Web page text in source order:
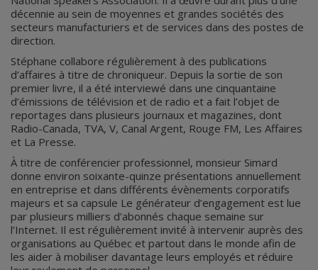
décennie au sein de moyennes et grandes sociétés des
secteurs manufacturiers et de services dans des postes de
direction.
Stéphane collabore régulièrement à des publications
d’affaires à titre de chroniqueur. Depuis la sortie de son
premier livre, il a été interviewé dans une cinquantaine
d’émissions de télévision et de radio et a fait l’objet de
reportages dans plusieurs journaux et magazines, dont
Radio-Canada, TVA, V, Canal Argent, Rouge FM, Les Affaires
et La Presse.
À titre de conférencier professionnel, monsieur Simard
donne environ soixante-quinze présentations annuellement
en entreprise et dans différents évènements corporatifs
majeurs et sa capsule Le générateur d’engagement est lue
par plusieurs milliers d’abonnés chaque semaine sur
l’Internet. Il est régulièrement invité à intervenir auprès des
organisations au Québec et partout dans le monde afin de
les aider à mobiliser davantage leurs employés et réduire